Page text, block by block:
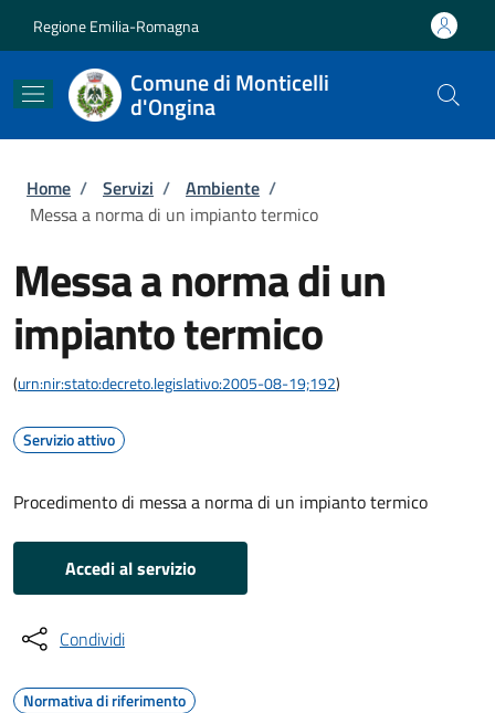
Regione Emilia-Romagna
Comune di Monticelli
d'Ongina
Briciole di pane
Home / Servizi / Ambiente /
Messa a norma di un impianto termico
Messa a norma di un
impianto termico
(urn:nir:stato:decreto.legislativo:2005-08-19;192)
Servizio attivo
Procedimento di messa a norma di un impianto termico
Accedi al servizio
Condividi
Normativa di riferimento